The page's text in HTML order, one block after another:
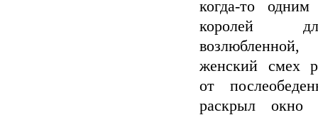
когда-то
королей
женский смех
от
раскрыл